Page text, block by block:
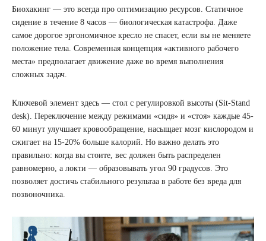
Биохакинг — это всегда про оптимизацию ресурсов. Статичное
сидение в течение 8 часов — биологическая катастрофа. Даже
самое дорогое эргономичное кресло не спасет, если вы не меняете
положение тела. Современная концепция «активного рабочего
места» предполагает движение даже во время выполнения
сложных задач.
Ключевой элемент здесь — стол с регулировкой высоты (Sit-Stand
desk). Переключение между режимами «сидя» и «стоя» каждые 45-
60 минут улучшает кровообращение, насыщает мозг кислородом и
сжигает на 15-20% больше калорий. Но важно делать это
правильно: когда вы стоите, вес должен быть распределен
равномерно, а локти — образовывать угол 90 градусов. Это
позволяет достичь стабильного результаа в работе без вреда для
позвоночника.